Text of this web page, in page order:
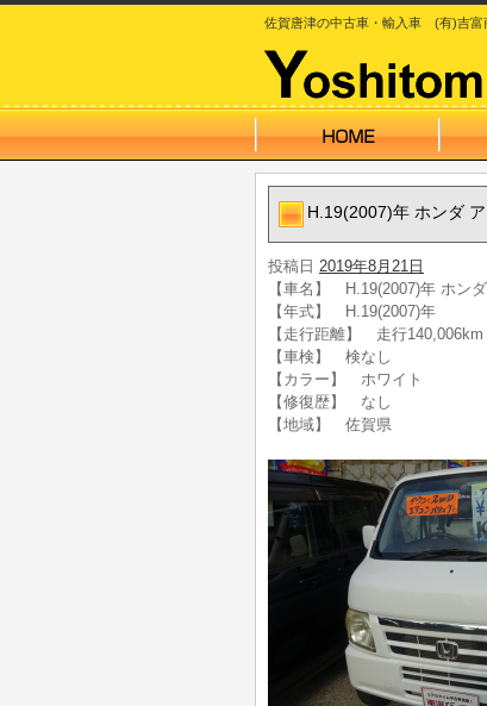
佐賀唐津の中古車・輸入車 (有)吉富
H.19(2007)年 ホンダ
投稿日 2019年8月21日
【車名】 H.19(2007)年 ホン
【年式】 H.19(2007)年
【走行距離】 走行140,006km
【車検】 検なし
【カラー】 ホワイト
【修復歴】 なし
【地域】 佐賀県